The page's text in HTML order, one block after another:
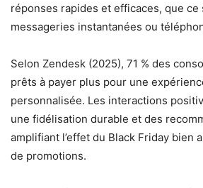
réponses rapides et efficaces, que ce
messageries instantanées ou
Selon Zendesk (2025), 71 % des
prêts à payer plus pour une
personnalisée. Les interactions
une fidélisation durable et des
amplifiant l’effet du Black Friday bien
de promotions.